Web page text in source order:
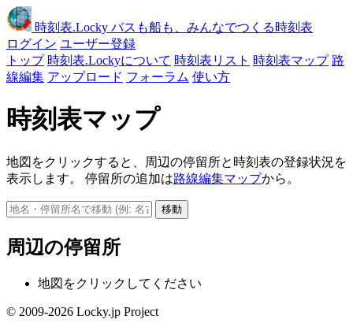
時刻表.Locky バスも船も、みんなでつくる時刻表
ログイン ユーザー登録
トップ 時刻表.Lockyについて 時刻表リスト 時刻表マップ 路
線編集 アップロード フォーラム 使い方
時刻表マップ
地図をクリックすると、周辺の停留所と時刻表の登録状況を
表示します。 停留所の追加は路線編集マップから。
移動
周辺の停留所
地図をクリックしてください
© 2009-2026 Locky.jp Project